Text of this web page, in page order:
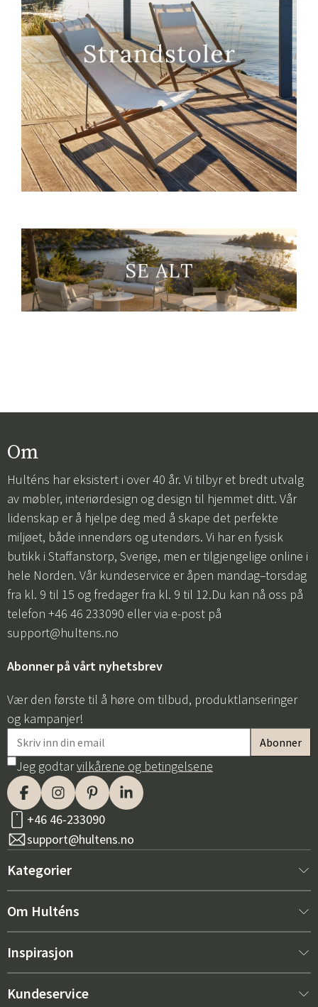
Om
Hulténs har eksistert i over 40 år. Vi tilbyr et bredt utvalg
av møbler, interiørdesign og design til hjemmet ditt. Vår
lidenskap er å hjelpe deg med å skape det perfekte
miljøet, både innendørs og utendørs. Vi har en fysisk
butikk i Staffanstorp, Sverige, men er tilgjengelige online i
hele Norden. Vår kundeservice er åpen mandag–torsdag
fra kl. 9 til 15 og fredager fra kl. 9 til 12.Du kan nå oss på
telefon +46 46 233090 eller via e-post på
support@hultens.no
Abonner på vårt nyhetsbrev
Vær den første til å høre om tilbud, produktlanseringer
og kampanjer!
Jeg godtarvilkårene og betingelsene
+46 46-233090
support@hultens.no
Kategorier
Nytt hos oss
Innredning
Om Hulténs
Om Hulténs
Inspirasjon
Bestselger
Kundeservice